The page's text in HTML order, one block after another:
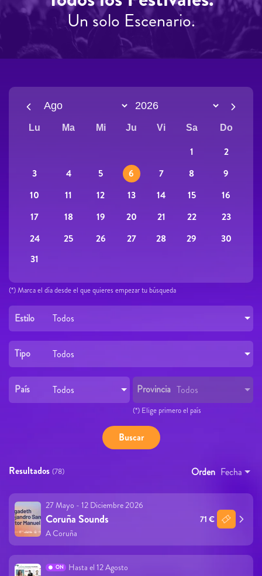
Un solo Escenario.
Lu Ma Mi Ju Vi Sa Do
1
2
3
4 5 6 7 8
9
10
11 12 13 14 15
16
17
18 19 20 21 22
23
24
25 26 27 28 29
30
31
(*) Marca el día desde el que quieres empezar tu búsqueda
Estilo Todos
Tipo Todos
País Todos Provincia Todos
(*) Elige primero el país
Resultados (78) Orden Fecha
27 Mayo - 12 Diciembre 2026
Coruña Sounds
A Coruña
71 €
ON Hasta el 12 Agosto